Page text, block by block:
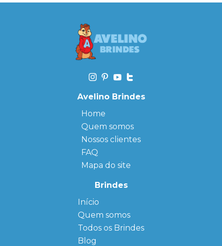
Avelino Brindes
Home
Quem somos
Nossos clientes
FAQ
Mapa do site
Brindes
Início
Quem somos
← Back
FAQ
Sitemap
Todos os Brindes
← Back
Agendas
Personalizadas
Blog